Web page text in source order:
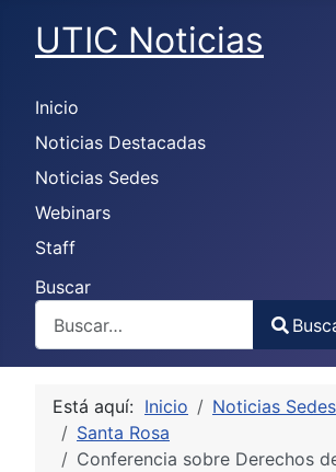
UTIC Noticias
Inicio
Noticias Destacadas
Noticias Sedes
Webinars
Staff
Buscar
Type 2 or more characters for
Está aquí: Inicio
Noticias Sedes
Santa Rosa
Conferencia sobre Derechos